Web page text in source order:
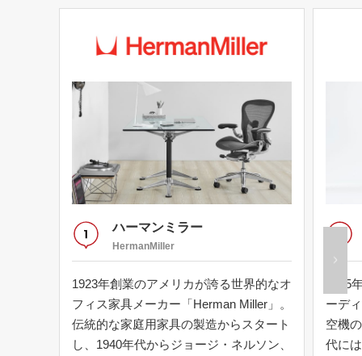
ハーマンミラー
HermanMiller
1923年創業のアメリカが誇る世界的なオ
フィス家具メーカー「Herman Miller」。
伝統的な家庭用家具の製造からスタート
し、1940年代からジョージ・ネルソン、
1945
ーデ
空機
代に